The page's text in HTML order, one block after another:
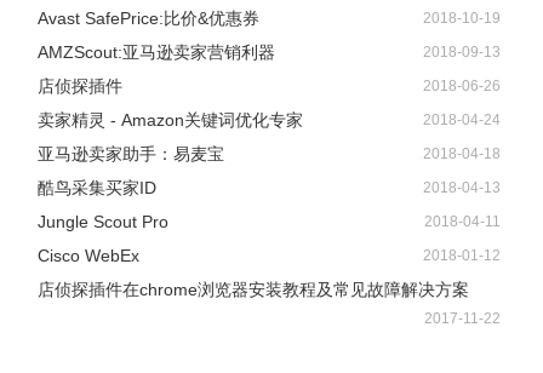
Avast SafePrice:比价&优惠券 2018-10-19
AMZScout:亚马逊卖家营销利器 2018-09-13
店侦探插件 2018-06-26
卖家精灵 - Amazon关键词优化专家 2018-04-24
亚马逊卖家助手：易麦宝 2018-04-18
酷鸟采集买家ID 2018-04-13
Jungle Scout Pro 2018-04-11
Cisco WebEx 2018-01-12
店侦探插件在chrome浏览器安装教程及常见故障解决方案
2017-11-22